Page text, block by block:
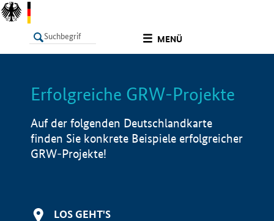
MENÜ
LISTE Info
Erfolgreiche GRW-Projekte
Auf der folgenden Deutschlandkarte
finden Sie konkrete Beispiele erfolgreicher
GRW-Projekte!
LOS GEHT'S